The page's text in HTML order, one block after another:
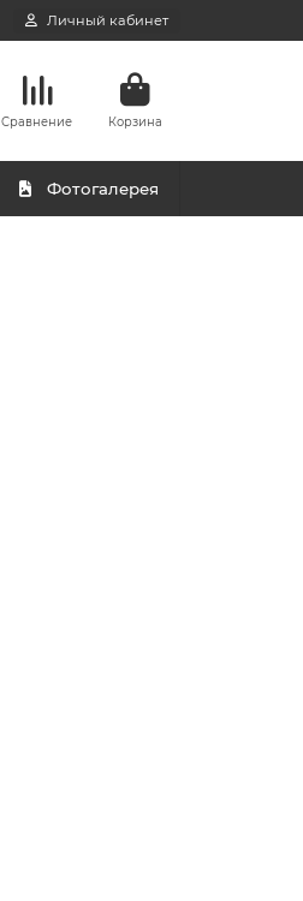
Личный кабинет
Сравнение Корзина
Фотогалерея